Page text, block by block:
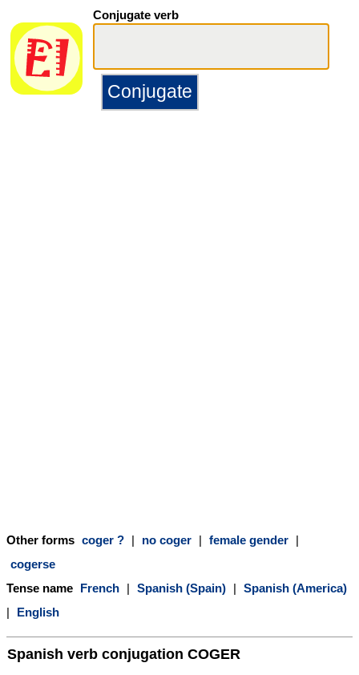
Conjugate verb
Other forms coger ? | no coger | female gender |
cogerse
Tense name French | Spanish (Spain) | Spanish (America)
|
English
Spanish verb conjugation COGER